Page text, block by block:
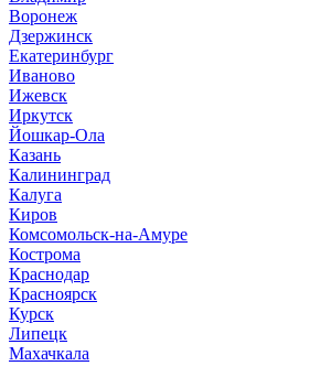
Воронеж
Дзержинск
Екатеринбург
Иваново
Ижевск
Иркутск
Йошкар-Ола
Казань
Калининград
Калуга
Киров
Комсомольск-на-Амуре
Кострома
Краснодар
Красноярск
Курск
Липецк
Махачкала